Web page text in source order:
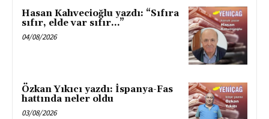
Hasan Kahvecioğlu yazdı: “Sıfıra
sıfır, elde var sıfır…”
04/08/2026
Özkan Yıkıcı yazdı: İspanya-Fas
hattında neler oldu
03/08/2026